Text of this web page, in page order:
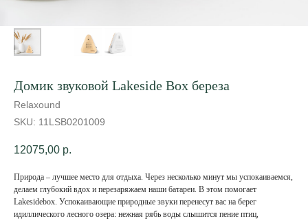
Домик звуковой Lakeside Box береза
Relaxound
SKU: 11LSB0201009
12075,00 р.
Природа – лучшее место для отдыха. Через несколько минут мы успокаиваемся,
делаем глубокий вдох и перезаряжаем наши батареи. В этом помогает
Lakesidebox. Успокаивающие природные звуки перенесут вас на берег
идиллического лесного озера: нежная рябь воды слышится пение птиц,